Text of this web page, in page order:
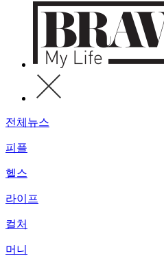
전체뉴스
피플
헬스
라이프
컬처
머니